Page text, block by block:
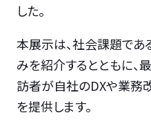
した。
本展示は、社会課題で
みを紹介するとともに、
訪者が自社のDXや業務
を提供します。